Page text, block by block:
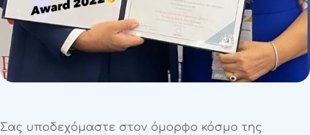
Σας υποδεχόμαστε στον όμορφο κόσμο της